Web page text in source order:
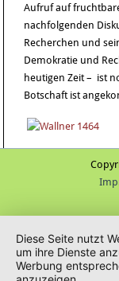
Aufruf auf
nachfolgenden
Recherchen und
Demokratie und
heutigen Zeit – ist
Botschaft ist
Diese Seite nutzt
um ihre Dienste
Werbung